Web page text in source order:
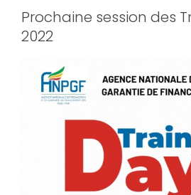
Prochaine session des
2022
Larger
Image